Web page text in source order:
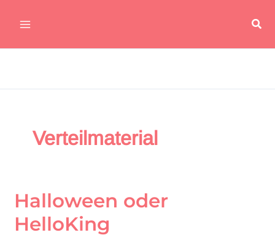
Inhalt
Verteilmaterial
Halloween oder
HelloKing